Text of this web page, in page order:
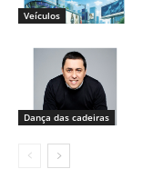
Veículos
Dança das cadeiras